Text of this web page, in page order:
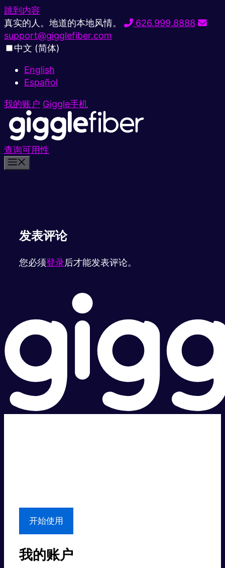
跳到内容
真实的人。地道的本地风情。
626.999.8888
support@gigglefiber.com
中文 (简体)
English
Español
我的账户 Giggle手机
查询可用性
发表评论
您必须登录后才能发表评论。
开始使用
我的账户